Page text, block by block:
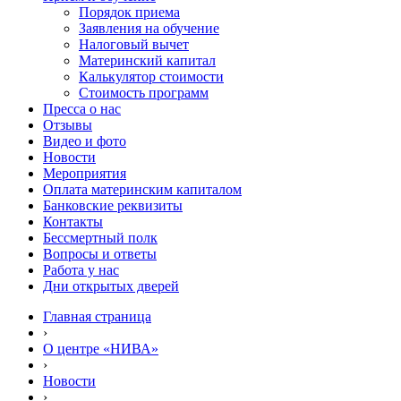
Порядок приема
Заявления на обучение
Налоговый вычет
Материнский капитал
Калькулятор стоимости
Стоимость программ
Пресса о нас
Отзывы
Видео и фото
Новости
Мероприятия
Оплата материнским капиталом
Банковские реквизиты
Контакты
Бессмертный полк
Вопросы и ответы
Работа у нас
Дни открытых дверей
Главная страница
›
О центре «НИВА»
›
Новости
›